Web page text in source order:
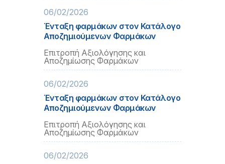
06/02/2026
Ένταξη φαρμάκων στον Κατάλογο
Αποζημιούμενων Φαρμάκων
Επιτροπή Αξιολόγησης και
Αποζημίωσης Φαρμάκων
06/02/2026
Ένταξη φαρμάκων στον Κατάλογο
Αποζημιούμενων Φαρμάκων
Επιτροπή Αξιολόγησης και
Αποζημίωσης Φαρμάκων
06/02/2026